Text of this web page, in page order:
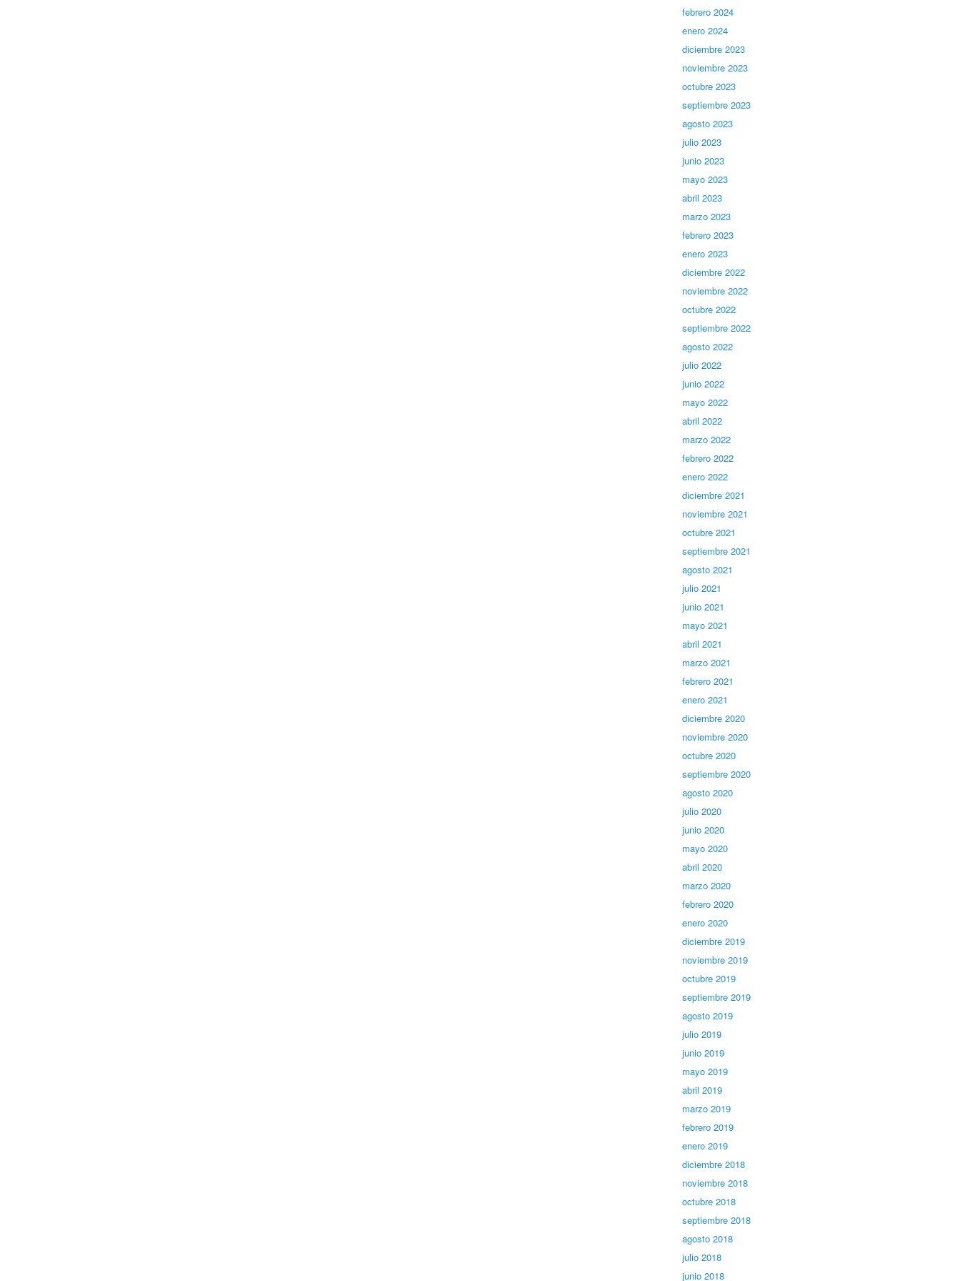
febrero 2024
enero 2024
diciembre 2023
noviembre 2023
octubre 2023
septiembre 2023
agosto 2023
julio 2023
junio 2023
mayo 2023
abril 2023
marzo 2023
febrero 2023
enero 2023
diciembre 2022
noviembre 2022
octubre 2022
septiembre 2022
agosto 2022
julio 2022
junio 2022
mayo 2022
abril 2022
marzo 2022
febrero 2022
enero 2022
diciembre 2021
noviembre 2021
octubre 2021
septiembre 2021
agosto 2021
julio 2021
junio 2021
mayo 2021
abril 2021
marzo 2021
febrero 2021
enero 2021
diciembre 2020
noviembre 2020
octubre 2020
septiembre 2020
agosto 2020
julio 2020
junio 2020
mayo 2020
abril 2020
marzo 2020
febrero 2020
enero 2020
diciembre 2019
noviembre 2019
octubre 2019
septiembre 2019
agosto 2019
julio 2019
junio 2019
mayo 2019
abril 2019
marzo 2019
febrero 2019
enero 2019
diciembre 2018
noviembre 2018
octubre 2018
septiembre 2018
agosto 2018
julio 2018
junio 2018